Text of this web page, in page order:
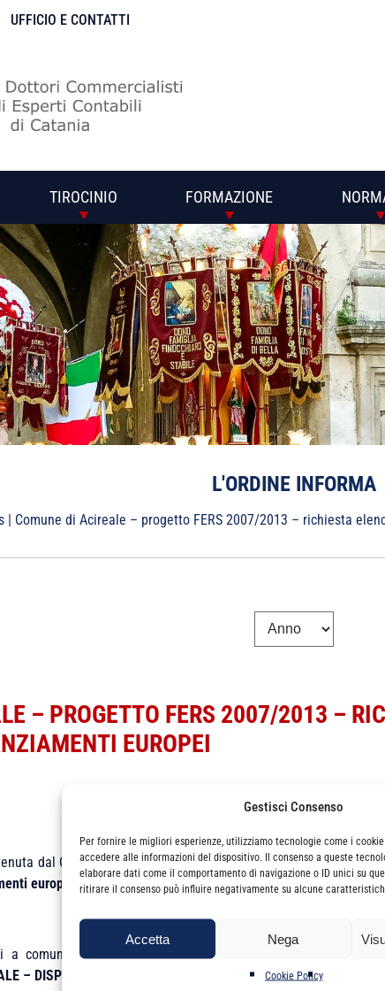
Gestisci Consenso
Per fornire le migliori esperienze, utilizziamo tecnologie come i
accedere alle informazioni del dispositivo. Il consenso a queste
elaborare dati come il comportamento di navigazione o ID unici su
ritirare il consenso può influire negativamente su alcune
Accetta Nega
Cookie Policy
UFFICIO E CONTATTI
TIROCINIO FORMAZIONE
L'ORDINE INFORMA
| Comune di Acireale – progetto FERS 2007/2013 – richiesta
– PROGETTO FERS 2007/2013 –
EUROPEI
dal Comune di Acireale avente ad oggetto richiesta
europei
comunicare la disponibilità a questa Segreteria inviando
– DISPONIBILITA'